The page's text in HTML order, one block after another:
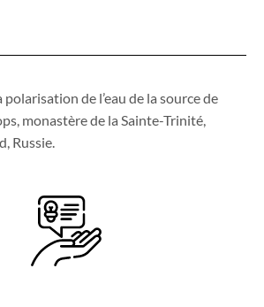
de l’eau de la source de
monastère de la Sainte-Trinité,
Russie.